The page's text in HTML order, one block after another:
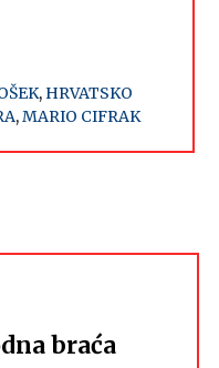
, HRVATSKO
,MARIO CIFRAK
braća